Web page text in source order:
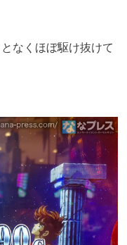
なくほぼ駆け抜けて